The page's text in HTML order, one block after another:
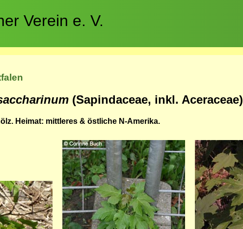
Verein e. V.
(Sapindaceae, inkl. Aceraceae)
Heimat: mittleres & östliche N-Amerika.
Bild Bild